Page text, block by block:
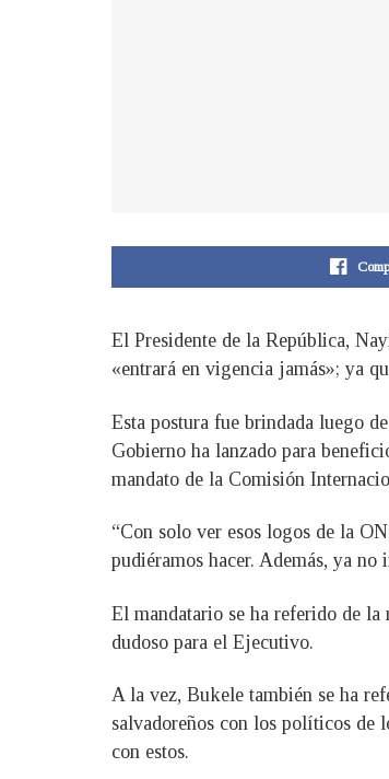
El Presidente de la República,
«entrará en vigencia jamás»; ya
Esta postura fue brindada luego
Gobierno ha lanzado para
mandato de la Comisión
“Con solo ver esos logos de la
pudiéramos hacer. Además, ya
El mandatario se ha referido de la
dudoso para el Ejecutivo.
A la vez, Bukele también se ha
salvadoreños con los políticos de
con estos.